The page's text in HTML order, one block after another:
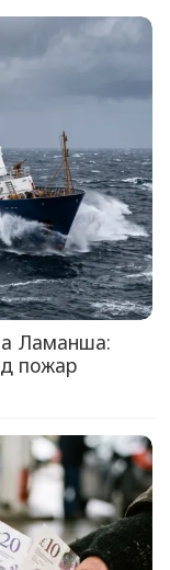
Ламанша:
пожар